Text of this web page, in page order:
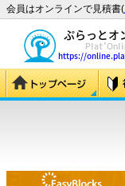
会員はオンラインで見積書(